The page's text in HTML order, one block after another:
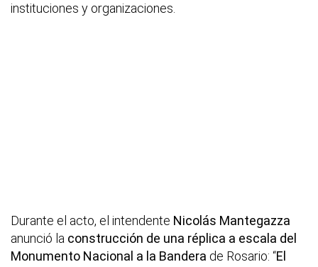
instituciones y organizaciones.
Durante el acto, el intendente Nicolás Mantegazza
anunció la construcción de una réplica a escala del
Monumento Nacional a la Bandera de Rosario: “El